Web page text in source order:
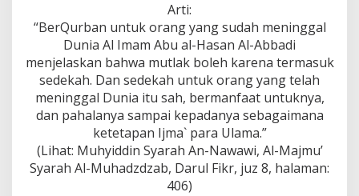
Arti:
“BerQurban untuk orang yang sudah meninggal
Dunia Al Imam Abu al-Hasan Al-Abbadi
menjelaskan bahwa mutlak boleh karena termasuk
sedekah. Dan sedekah untuk orang yang telah
meninggal Dunia itu sah, bermanfaat untuknya,
dan pahalanya sampai kepadanya sebagaimana
ketetapan Ijma` para Ulama.”
(Lihat: Muhyiddin Syarah An-Nawawi, Al-Majmu’
Syarah Al-Muhadzdzab, Darul Fikr, juz 8, halaman:
406)